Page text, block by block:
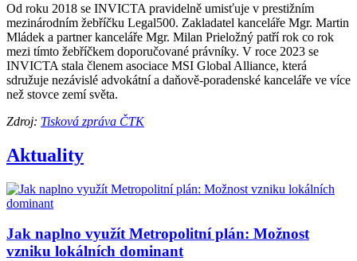
Od roku 2018 se INVICTA pravidelně umisťuje v prestižním
mezinárodním žebříčku Legal500. Zakladatel kanceláře Mgr. Martin
Mládek a partner kanceláře Mgr. Milan Prieložný patří rok co rok
mezi tímto žebříčkem doporučované právníky. V roce 2023 se
INVICTA stala členem asociace MSI Global Alliance, která
sdružuje nezávislé advokátní a daňově-poradenské kanceláře ve více
než stovce zemí světa.
Zdroj: Tisková zpráva ČTK
Aktuality
Jak naplno využít Metropolitní plán: Možnost
vzniku lokálních dominant